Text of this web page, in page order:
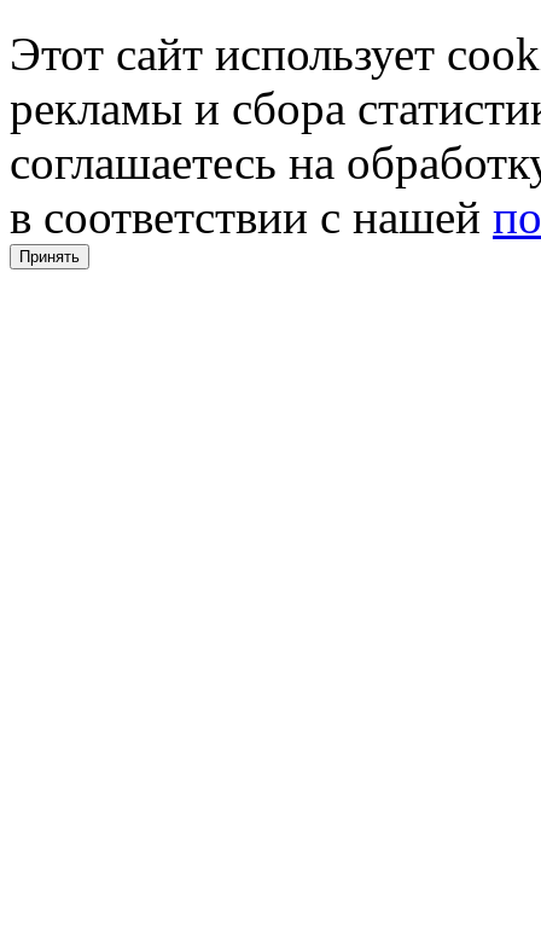
Этот сайт использует
рекламы и сбора
соглашаетесь на
в соответствии с нашей
Принять